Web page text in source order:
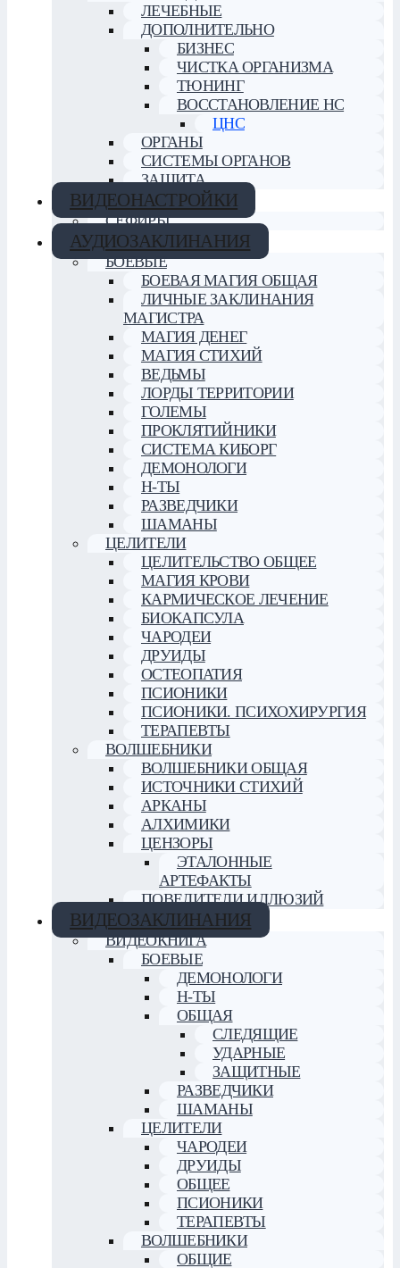
ЛЕЧЕБНЫЕ
ДОПОЛНИТЕЛЬНО
БИЗНЕС
ЧИСТКА ОРГАНИЗМА
ТЮНИНГ
ВОССТАНОВЛЕНИЕ НС
ЦНС
ОРГАНЫ
СИСТЕМЫ ОРГАНОВ
ЗАЩИТА
ВИДЕОНАСТРОЙКИ
СЕФИРЫ
АУДИОЗАКЛИНАНИЯ
БОЕВЫЕ
БОЕВАЯ МАГИЯ ОБЩАЯ
ЛИЧНЫЕ ЗАКЛИНАНИЯ
МАГИСТРА
МАГИЯ ДЕНЕГ
МАГИЯ СТИХИЙ
ВЕДЬМЫ
ЛОРДЫ ТЕРРИТОРИИ
ГОЛЕМЫ
ПРОКЛЯТИЙНИКИ
СИСТЕМА КИБОРГ
ДЕМОНОЛОГИ
Н-ТЫ
РАЗВЕДЧИКИ
ШАМАНЫ
ЦЕЛИТЕЛИ
ЦЕЛИТЕЛЬСТВО ОБЩЕЕ
МАГИЯ КРОВИ
КАРМИЧЕСКОЕ ЛЕЧЕНИЕ
БИОКАПСУЛА
ЧАРОДЕИ
ДРУИДЫ
ОСТЕОПАТИЯ
ПСИОНИКИ
ПСИОНИКИ. ПСИХОХИРУРГИЯ
ТЕРАПЕВТЫ
ВОЛШЕБНИКИ
ВОЛШЕБНИКИ ОБЩАЯ
ИСТОЧНИКИ СТИХИЙ
АРКАНЫ
АЛХИМИКИ
ЦЕНЗОРЫ
ЭТАЛОННЫЕ
АРТЕФАКТЫ
ПОВЕЛИТЕЛИ ИЛЛЮЗИЙ
ВИДЕОЗАКЛИНАНИЯ
ВИДЕОКНИГА
БОЕВЫЕ
ДЕМОНОЛОГИ
Н-ТЫ
ОБЩАЯ
СЛЕДЯЩИЕ
УДАРНЫЕ
ЗАЩИТНЫЕ
РАЗВЕДЧИКИ
ШАМАНЫ
ЦЕЛИТЕЛИ
ЧАРОДЕИ
ДРУИДЫ
ОБЩЕЕ
ПСИОНИКИ
ТЕРАПЕВТЫ
ВОЛШЕБНИКИ
ОБЩИЕ